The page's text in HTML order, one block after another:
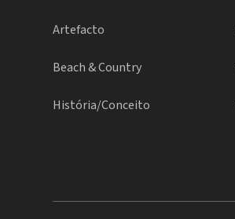
Artefacto
Beach & Country
História/Conceito